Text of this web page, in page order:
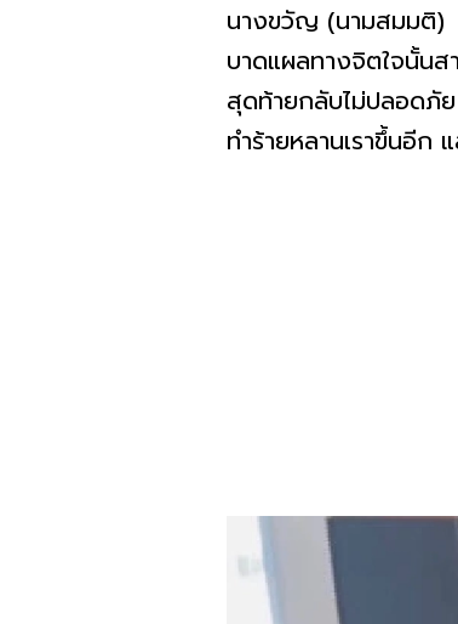
นางขวัญ (นามสมมติ)
บาดแผลทางจิตใจนั้นส
สุดท้ายกลับไม่ปลอดภัย
ทำร้ายหลานเราขึ้นอีก